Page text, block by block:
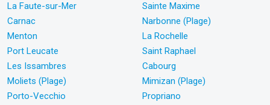
La Faute-sur-Mer
Sainte Maxime
Carnac
Narbonne (Plage)
Menton
La Rochelle
Port Leucate
Saint Raphael
Les Issambres
Cabourg
Moliets (Plage)
Mimizan (Plage)
Porto-Vecchio
Propriano